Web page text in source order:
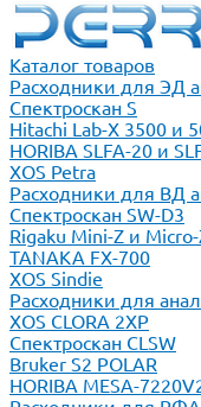
Каталог товаров
Расходники для ЭД
Спектроскан S
Hitachi Lab-X 3500 и
HORIBA SLFA-20 и
XOS Petra
Расходники для ВД
Спектроскан SW-D3
Rigaku Mini-Z и Micro-
TANAKA FX-700
XOS Sindie
Расходники для
XOS CLORA 2XP
Спектроскан CLSW
Bruker S2 POLAR
HORIBA MESA-